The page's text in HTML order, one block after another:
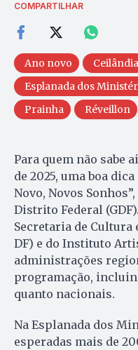
COMPARTILHAR
Ano novo Ceilândia
Esplanada dos
Prainha
Réveillon
Para quem não sabe
de 2025, uma boa
Novo, Novos
Distrito Federal
Secretaria de Cultura
DF) e do Instituto
administrações
programação,
quanto nacionais.
Na Esplanada dos
esperadas mais de